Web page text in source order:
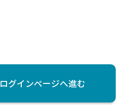
ログインページへ進む